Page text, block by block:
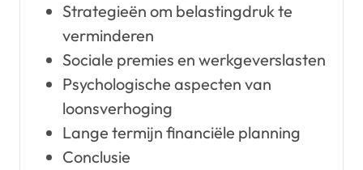
Strategieën om belastingdruk te
verminderen
Sociale premies en werkgeverslasten
Psychologische aspecten van
loonsverhoging
Lange termijn financiële planning
Conclusie